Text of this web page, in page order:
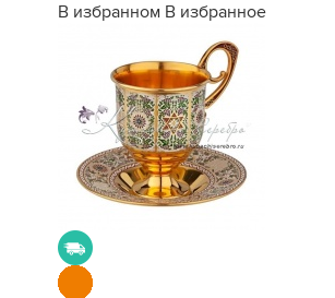
В избранном В избранное